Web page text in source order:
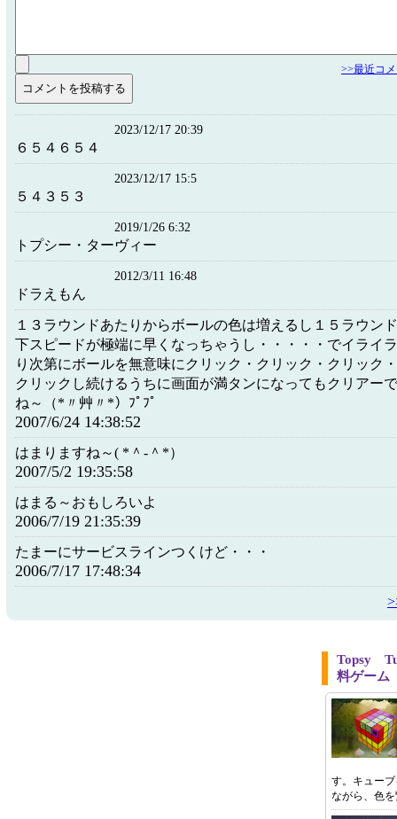
>>最近コ
2023/12/17 20:39
６５４６５４
2023/12/17 15:5
５４３５３
2019/1/26 6:32
トプシー・ターヴィー
2012/3/11 16:48
ドラえもん
１３ラウンドあたりからボールの色は増えるし１５ラウン
下スピードが極端に早くなっちゃうし・・・・・でイライ
り次第にボールを無意味にクリック・クリック・クリック
クリックし続けるうちに画面が満タンになってもクリアー
ね～（*〃艸〃*）ﾌﾟﾌﾟ
2007/6/24 14:38:52
はまりますね～( *＾-＾*）
2007/5/2 19:35:58
はまる～おもしろいよ
2006/7/19 21:35:39
たまーにサービスラインつくけど・・・
2006/7/17 17:48:34
Topsy
料ゲーム
す。キュー
ながら、色